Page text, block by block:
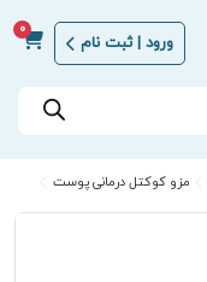
ورود | ثبت نام
0
مزو کوکتل درمانی پوست